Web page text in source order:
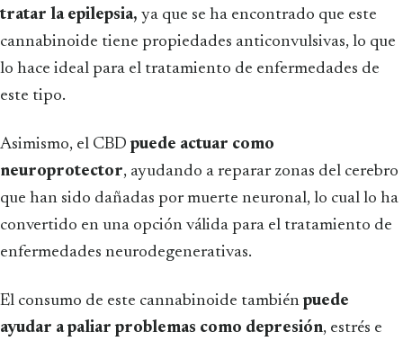
tratar la epilepsia, ya que se ha encontrado que este
cannabinoide tiene propiedades anticonvulsivas, lo que
lo hace ideal para el tratamiento de enfermedades de
este tipo.
Asimismo, el CBDpuede actuar como
neuroprotector, ayudando a reparar zonas del cerebro
que han sido dañadas por muerte neuronal, lo cual lo ha
convertido en una opción válida para el tratamiento de
enfermedades neurodegenerativas.
El consumo de este cannabinoide tambiénpuede
ayudar a paliar problemas como depresión, estrés e